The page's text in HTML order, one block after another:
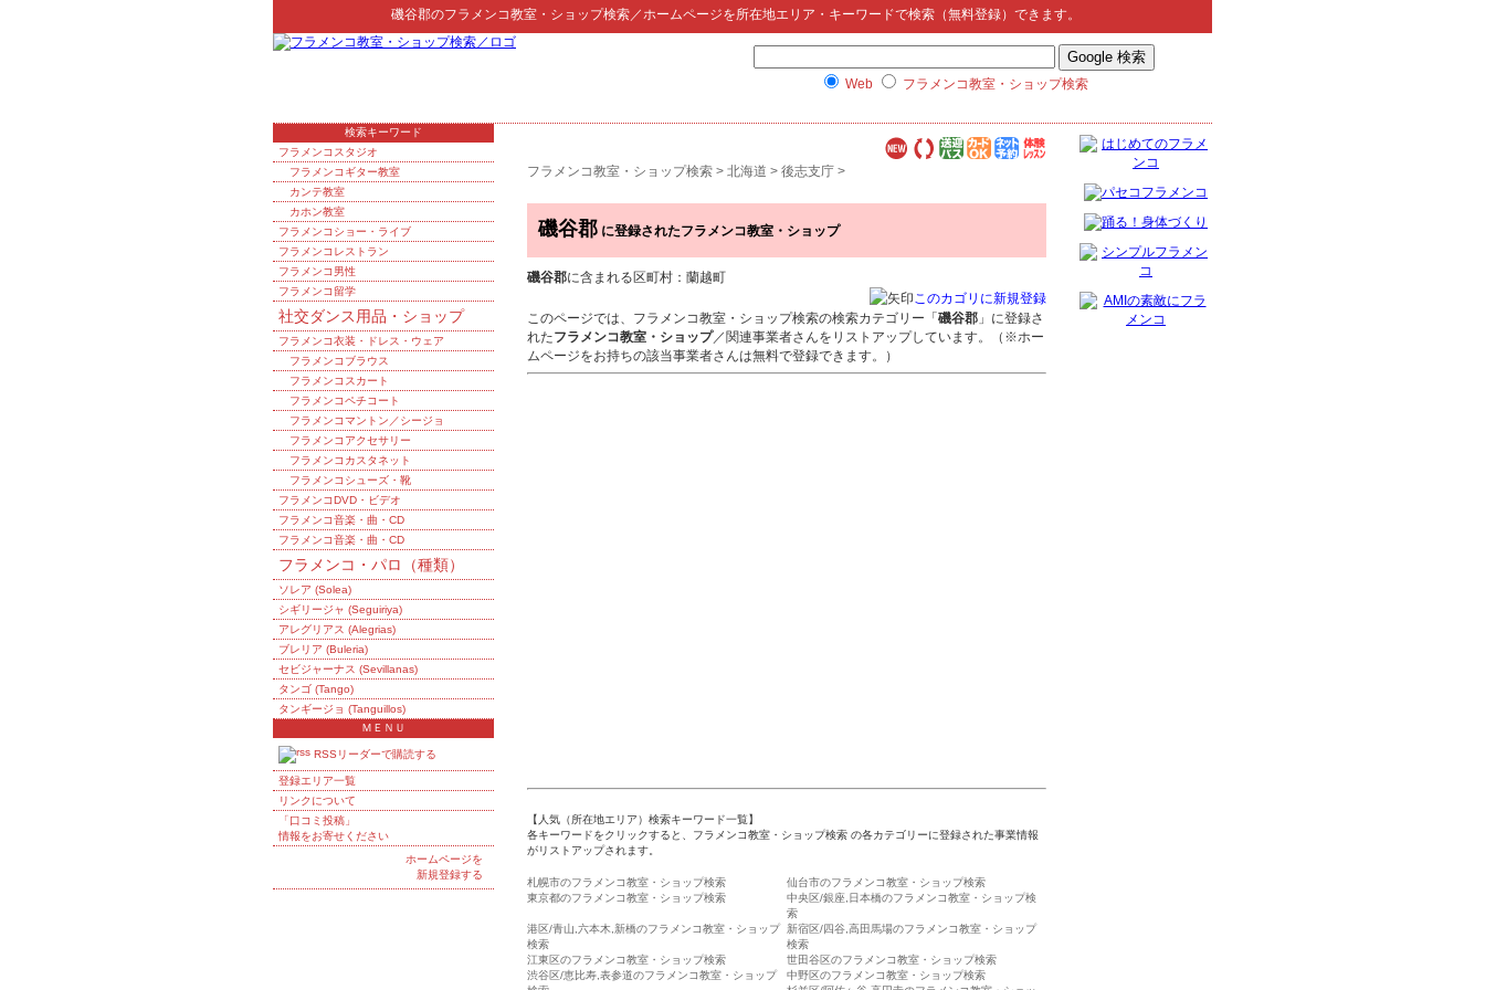
磯谷郡のフラメンコ教室・ショップ検索／ホームページを所在地エリア・キーワードで検索（無料登録）できます。
Web フラメンコ教室・ショップ検索
フラメンコ教室・ショップ検索 > 北海道 > 後志支庁 >
磯谷郡 に登録されたフラメンコ教室・ショップ
磯谷郡に含まれる区町村：蘭越町
このカゴリに新規登録
このページでは、フラメンコ教室・ショップ検索の検索カテゴリー「 磯谷郡 」に登録さ
れたフラメンコ教室・ショップ／関連事業者さんをリストアップしています。（※ホー
ムページをお持ちの該当事業者さんは無料で登録できます。）
【人気（所在地エリア）検索キーワード一覧】
各キーワードをクリックすると、フラメンコ教室・ショップ検索 の各カテゴリーに登録された事業情報
がリストアップされます。
札幌市のフラメンコ教室・ショップ検索
仙台市のフラメンコ教室・ショップ検索
東京都のフラメンコ教室・ショップ検索
中央区/銀座,日本橋のフラメンコ教室・ショップ検
索
港区/青山,六本木,新橋のフラメンコ教室・ショップ
検索
新宿区/四谷,高田馬場のフラメンコ教室・ショップ
検索
江東区のフラメンコ教室・ショップ検索
世田谷区のフラメンコ教室・ショップ検索
渋谷区/恵比寿,表参道のフラメンコ教室・ショップ
中野区のフラメンコ教室・ショップ検索
検索キーワード
フラメンコスタジオ
フラメンコギター教室
カンテ教室
カホン教室
フラメンコショー・ライブ
フラメンコレストラン
フラメンコ男性
フラメンコ留学
社交ダンス用品・ショップ
フラメンコ衣装・ドレス・ウェア
フラメンコブラウス
フラメンコスカート
フラメンコペチコート
フラメンコマントン／シージョ
フラメンコアクセサリー
フラメンコカスタネット
フラメンコシューズ・靴
フラメンコDVD・ビデオ
フラメンコ音楽・曲・CD
フラメンコ音楽・曲・CD
フラメンコ・パロ（種類）
ソレア (Solea)
シギリージャ (Seguiriya)
アレグリアス (Alegrias)
ブレリア (Buleria)
セビジャーナス (Sevillanas)
タンゴ (Tango)
タンギージョ (Tanguillos)
ＭＥＮＵ
RSSリーダーで購読する
登録エリア一覧
リンクについて
「口コミ投稿」
情報をお寄せください
ホームページを
新規登録する